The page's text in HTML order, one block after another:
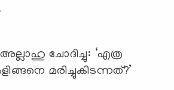
അല്ലാഹു ചോദിച്ചു: ‘എത്ര
മരിച്ചുകിടന്നത്?’